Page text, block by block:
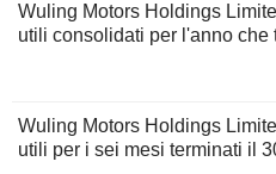
Wuling Motors Holdings
utili consolidati per l'anno
Wuling Motors Holdings
utili per i sei mesi terminati il